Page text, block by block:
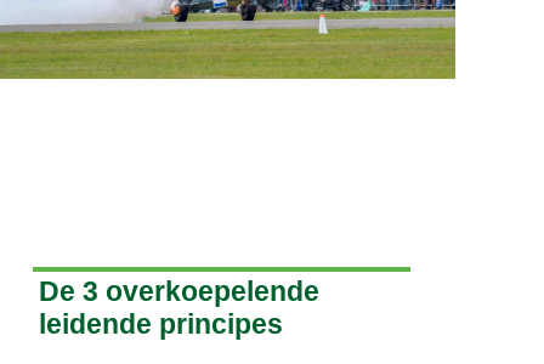
De 3 overkoepelende
leidende principes